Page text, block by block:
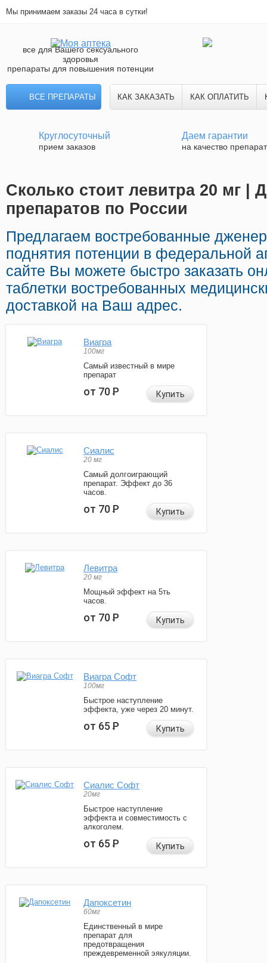
Мы принимаем заказы 24 часа в сутки!
все для Вашего сексуального
здоровья
препараты для повышения потенции
ВСЕ ПРЕПАРАТЫ КАК ЗАКАЗАТЬ КАК ОПЛАТИТЬ
Круглосуточный
прием заказов
Даем гарантии
на качество
Сколько стоит левитра 20 мг |
препаратов по России
Предлагаем востребованные
поднятия потенции в федеральной
сайте Вы можете быстро заказать
таблетки востребованных
доставкой на Ваш адрес.
Виагра
100мг
Самый известный в мире
препарат
от 70Р Купить
Сиалис
20 мг
Самый долгоиграющий
препарат. Эффект до 36
часов.
от 70Р Купить
Левитра
20 мг
Мощный эффект на 5ть
часов.
от 70Р Купить
Виагра Софт
100мг
Быстрое наступление
эффекта, уже через 20 минут.
от 65Р Купить
Сиалис Софт
20мг
Быстрое наступление
эффекта и совместимость с
алкоголем.
от 65Р Купить
Дапоксетин
60мг
Единственный в мире
препарат для
предотвращения
преждевременной эякуляции.